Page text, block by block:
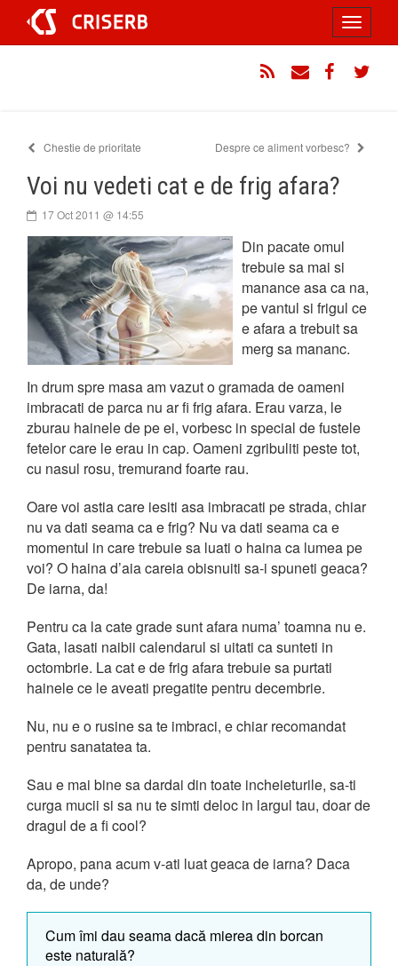
conținut
Toggle
Chestie de prioritate Despre ce aliment vorbesc?
Voi nu vedeti cat e de frig afara?
17 Oct 2011 @ 14:55
Din pacate omul
trebuie sa mai si
manance asa ca na,
pe vantul si frigul ce
e afara a trebuit sa
merg sa mananc.
In drum spre masa am vazut o gramada de oameni
imbracati de parca nu ar fi frig afara. Erau varza, le
zburau hainele de pe ei, vorbesc in special de fustele
fetelor care le erau in cap. Oameni zgribuliti peste tot,
cu nasul rosu, tremurand foarte rau.
Oare voi astia care iesiti asa imbracati pe strada, chiar
nu va dati seama ca e frig? Nu va dati seama ca e
momentul in care trebuie sa luati o haina ca lumea pe
voi? O haina d’aia careia obisnuiti sa-i spuneti geaca?
De iarna, da!
Pentru ca la cate grade sunt afara numa’ toamna nu e.
Gata, lasati naibii calendarul si uitati ca sunteti in
octombrie. La cat e de frig afara trebuie sa purtati
hainele ce le aveati pregatite pentru decembrie.
Nu, nu e o rusine sa te imbraci, e chiar recomandat
pentru sanatatea ta.
Sau e mai bine sa dardai din toate incheieturile, sa-ti
curga mucii si sa nu te simti deloc in largul tau, doar de
dragul de a fi cool?
Apropo, pana acum v-ati luat geaca de iarna? Daca
da, de unde?
Cum îmi dau seama dacă mierea din borcan
este naturală?